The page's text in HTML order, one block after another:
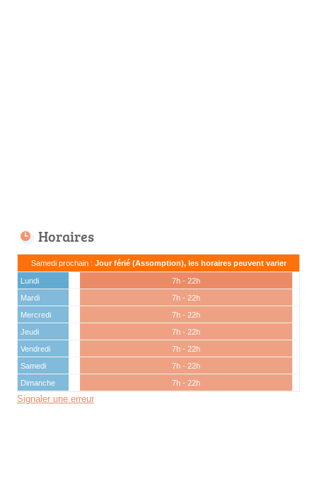
Horaires
Samedi prochain : Jour férié (Assomption), les horaires peuvent varier
Lundi
7h - 22h
Mardi
7h - 22h
Mercredi
7h - 22h
Jeudi
7h - 22h
Vendredi
7h - 22h
Samedi
7h - 22h
Dimanche
7h - 22h
Signaler une erreur